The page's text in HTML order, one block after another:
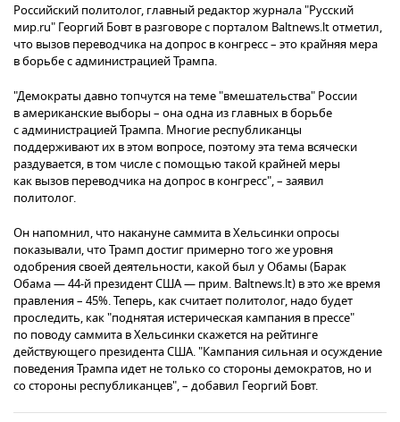
Российский политолог, главный редактор журнала "Русский
мир.ru" Георгий Бовт в разговоре с порталом Baltnews.lt отметил,
что вызов переводчика на допрос в конгресс – это крайняя мера
в борьбе с администрацией Трампа.
"Демократы давно топчутся на теме "вмешательства" России
в американские выборы – она одна из главных в борьбе
с администрацией Трампа. Многие республиканцы
поддерживают их в этом вопросе, поэтому эта тема всячески
раздувается, в том числе с помощью такой крайней меры
как вызов переводчика на допрос в конгресс", – заявил
политолог.
Он напомнил, что накануне саммита в Хельсинки опросы
показывали, что Трамп достиг примерно того же уровня
одобрения своей деятельности, какой был у Обамы (Барак
Обама — 44-й президент США — прим. Baltnews.lt) в это же время
правления – 45%. Теперь, как считает политолог, надо будет
проследить, как "поднятая истерическая кампания в прессе"
по поводу саммита в Хельсинки скажется на рейтинге
действующего президента США. "Кампания сильная и осуждение
поведения Трампа идет не только со стороны демократов, но и
со стороны республиканцев", – добавил Георгий Бовт.